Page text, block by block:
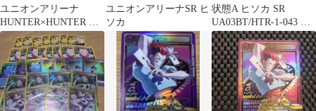
ユニオンアリーナ
HUNTER×HUNTER ヒ
ソカ SR
ユニオンアリーナSR ヒ
ソカ
状態A ヒソカ SR
UA03BT/HTR-1-043 ユ
ニオンアリーナ UNION
ARENA ユニアリ